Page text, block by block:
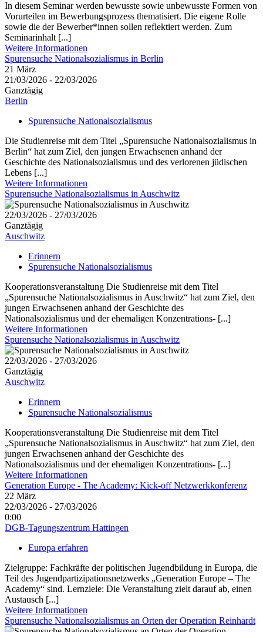
In diesem Seminar werden bewusste sowie unbewusste Formen von
Vorurteilen im Bewerbungsprozess thematisiert. Die eigene Rolle
sowie die der Bewerber*innen sollen reflektiert werden. Zum
Seminarinhalt [...]
Weitere Informationen
Spurensuche Nationalsozialismus in Berlin
21 März
21/03/2026 - 22/03/2026
Ganztägig
Berlin
Spurensuche Nationalsozialismus
Die Studienreise mit dem Titel „Spurensuche Nationalsozialismus in
Berlin“ hat zum Ziel, den jungen Erwachsenen anhand der
Geschichte des Nationalsozialismus und des verlorenen jüdischen
Lebens [...]
Weitere Informationen
Spurensuche Nationalsozialismus in Auschwitz
22/03/2026 - 27/03/2026
Ganztägig
Auschwitz
Erinnern
Spurensuche Nationalsozialismus
Kooperationsveranstaltung Die Studienreise mit dem Titel
„Spurensuche Nationalsozialismus in Auschwitz“ hat zum Ziel, den
jungen Erwachsenen anhand der Geschichte des
Nationalsozialismus und der ehemaligen Konzentrations- [...]
Weitere Informationen
Spurensuche Nationalsozialismus in Auschwitz
22/03/2026 - 27/03/2026
Ganztägig
Auschwitz
Erinnern
Spurensuche Nationalsozialismus
Kooperationsveranstaltung Die Studienreise mit dem Titel
„Spurensuche Nationalsozialismus in Auschwitz“ hat zum Ziel, den
jungen Erwachsenen anhand der Geschichte des
Nationalsozialismus und der ehemaligen Konzentrations- [...]
Weitere Informationen
Generation Europe - The Academy: Kick-off Netzwerkkonferenz
22 März
22/03/2026 - 27/03/2026
0:00
DGB-Tagungszentrum Hattingen
Europa erfahren
Zielgruppe: Fachkräfte der politischen Jugendbildung in Europa, die
Teil des Jugendpartizipationsnetzwerks „Generation Europe – The
Academy“ sind. Lernziele: Die Veranstaltung zielt darauf ab, einen
Austausch [...]
Weitere Informationen
Spurensuche Nationalsozialismus an Orten der Operation Reinhardt